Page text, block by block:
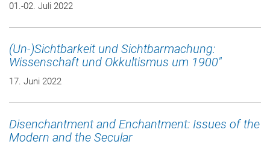
01.-02. Juli 2022
(Un-)Sichtbarkeit und Sichtbarmachung:
Wissenschaft und Okkultismus um 1900"
17. Juni 2022
Disenchantment and Enchantment: Issues of the
Modern and the Secular